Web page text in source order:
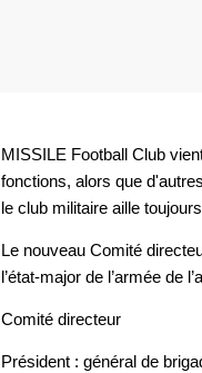
MISSILE Football Club
fonctions, alors que
le club militaire aille
Le nouveau Comité
l’état-major de l’armée de
Comité directeur
Président : général de